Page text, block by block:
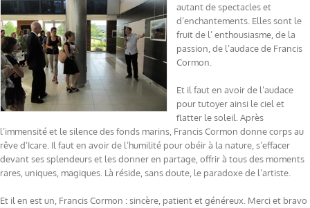
autant de spectacles et
d’enchantements. Elles sont le
fruit de l’ enthousiasme, de la
passion, de l’audace de Francis
Cormon.
Et il faut en avoir de l’audace
pour tutoyer ainsi le ciel et
flatter le soleil. Après
l’immensité et le silence des fonds marins, Francis Cormon donne corps au
rêve d’Icare. Il faut en avoir de l’humilité pour obéir à la nature, s’effacer
devant ses splendeurs et les donner en partage, offrir à tous des moments
rares, uniques, magiques. Là réside, sans doute, le paradoxe de l’artiste.
Et il en est un, Francis Cormon : sincère, patient et généreux. Merci et bravo